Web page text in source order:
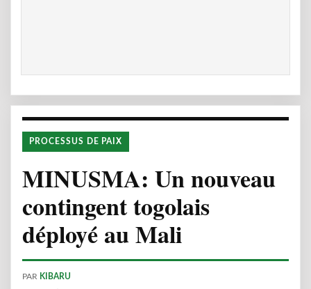
PROCESSUS DE PAIX
MINUSMA: Un nouveau
contingent togolais
déployé au Mali
PAR KIBARU